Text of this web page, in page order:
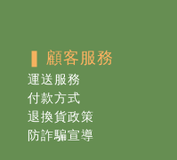
❚ 顧客服務
運送服務
付款方式
退換貨政策
防詐騙宣導